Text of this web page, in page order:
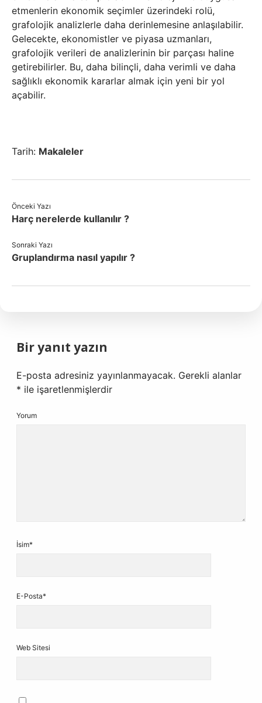
etmenlerin ekonomik seçimler üzerindeki rolü,
grafolojik analizlerle daha derinlemesine anlaşılabilir.
Gelecekte, ekonomistler ve piyasa uzmanları,
grafolojik verileri de analizlerinin bir parçası haline
getirebilirler. Bu, daha bilinçli, daha verimli ve daha
sağlıklı ekonomik kararlar almak için yeni bir yol
açabilir.
Tarih: Makaleler
Önceki Yazı
Harç nerelerde kullanılır ?
Sonraki Yazı
Gruplandırma nasıl yapılır ?
Bir yanıt yazın
E-posta adresiniz yayınlanmayacak. Gerekli alanlar
* ile işaretlenmişlerdir
Yorum
İsim*
E-Posta*
Web Sitesi